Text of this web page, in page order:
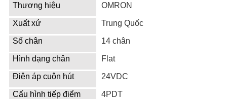
Thương hiệu OMRON
Xuất xứ Trung Quốc
Số chân 14 chân
Hình dạng chân Flat
Điện áp cuộn hút 24VDC
Cấu hình tiếp điểm 4PDT